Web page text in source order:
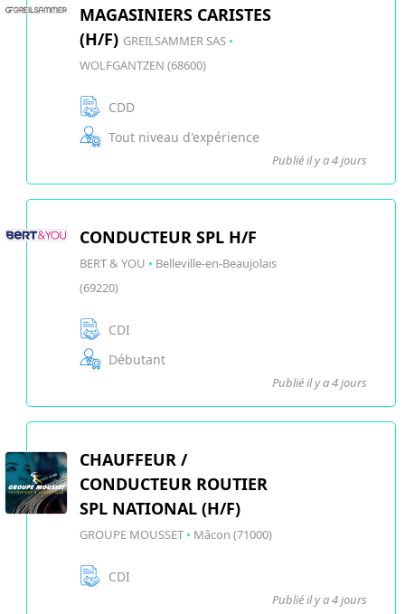
MAGASINIERS CARISTES
(H/F) GREILSAMMER SAS •
WOLFGANTZEN (68600)
CDD
Tout niveau d'expérience
Publié il y a 4 jours
CONDUCTEUR SPL H/F
BERT & YOU • Belleville-en-Beaujolais
(69220)
CDI
Débutant
Publié il y a 4 jours
CHAUFFEUR /
CONDUCTEUR ROUTIER
SPL NATIONAL (H/F)
GROUPE MOUSSET • Mâcon (71000)
CDI
Publié il y a 4 jours